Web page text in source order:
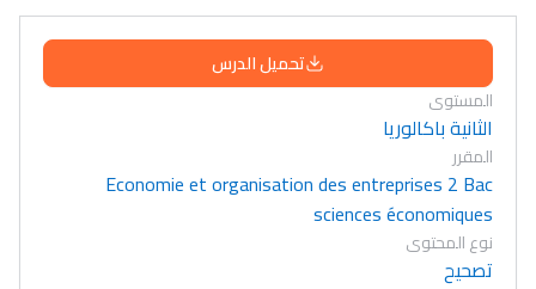
تحميل الدرس
المستوى
الثانية باكالوريا
المقرر
Economie et organisation des entreprises 2 Bac
sciences économiques
نوع المحتوى
تصحيح